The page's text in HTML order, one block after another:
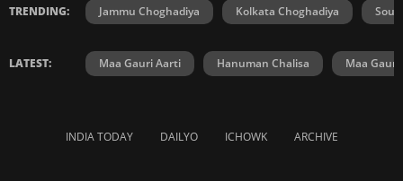
TRENDING: Jammu Choghadiya Kolkata Choghadiya
LATEST: Maa Gauri Aarti Hanuman Chalisa Maa Gauri
INDIA TODAY DAILYO ICHOWK ARCHIVE